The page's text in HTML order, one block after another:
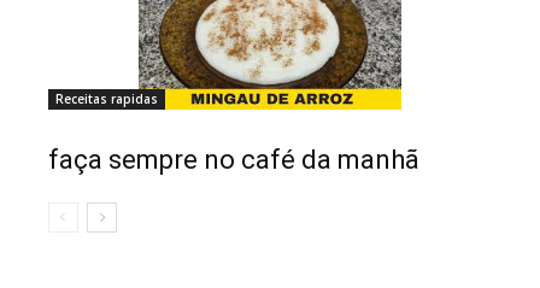
Receitas rapidas
faça sempre no café da manhã